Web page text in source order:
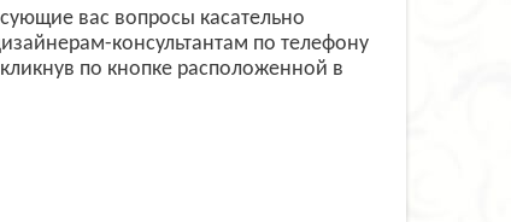
вас вопросы касательно
консультантам по телефону
по кнопке расположенной в